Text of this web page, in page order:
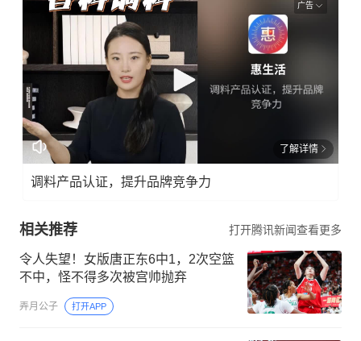
广告
了解详情
调料产品认证，提升品牌竞争力
相关推荐 打开腾讯新闻查看更多
令人失望！女版唐正东6中1，2次空篮
不中，怪不得多次被宫帅抛弃
弄月公子 打开APP